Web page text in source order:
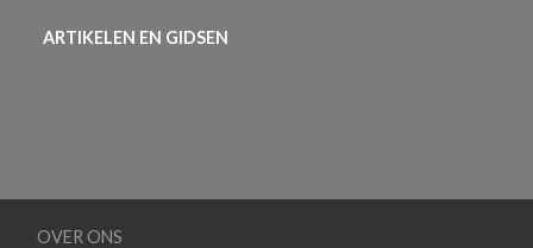
ARTIKELEN EN GIDSEN
OVER ONS